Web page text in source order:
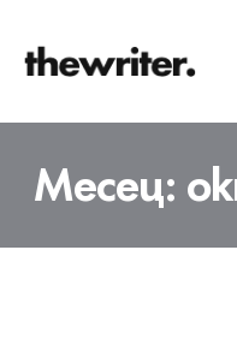
Месец: